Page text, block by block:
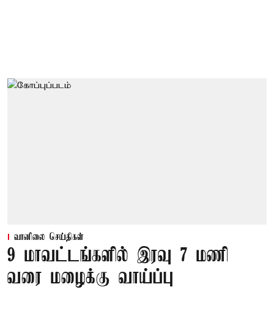
வானிலை செய்திகள்
9 மாவட்டங்களில் இரவு 7 மணி
வரை மழைக்கு வாய்ப்பு